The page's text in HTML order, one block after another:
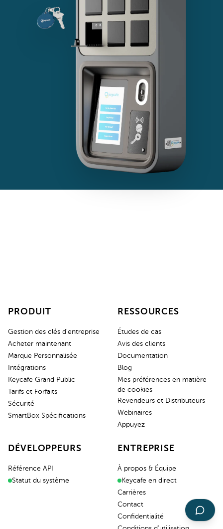
PRODUIT
Gestion des clés d'entreprise
Acheter maintenant
Marque Personnalisée
Intégrations
Keycafe Grand Public
Tarifs et Forfaits
Sécurité
SmartBox Spécifications
RESSOURCES
Études de cas
Avis des clients
Documentation
Blog
Mes préférences en matière
de cookies
Revendeurs et Distributeurs
Webinaires
Appuyez
DÉVELOPPEURS
Référence API
Statut du système
ENTREPRISE
À propos & Équipe
Keycafe en direct
Carrières
Contact
Confidentialité